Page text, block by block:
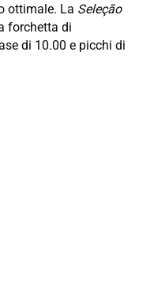
ottimale. La Seleção
forchetta di
di 10.00 e picchi di